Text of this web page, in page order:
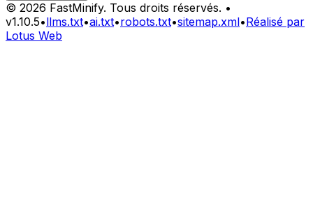
© 2026 FastMinify. Tous droits réservés. •
v1.10.5•llms.txt•ai.txt•robots.txt•sitemap.xml•Réalisé par
Lotus Web